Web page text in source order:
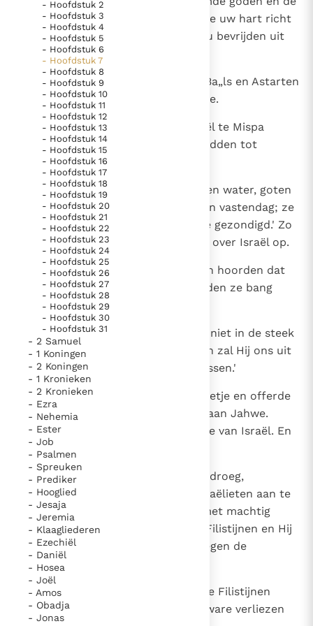
Berichten
Paus naar Pavia om o.a. H. Augustinus te eren
Het Vaticaan publiceert een nieuwe Latijnse uitgave
van het Romeins martyrologium
Vaticaanse financiële waakhond verliest autonomie
Paus spreekt het Wereldvoedselprogramma toe
Paus Leo XIV in Pavia: "De stad is zowel een gave als
een taak"
RK Documenten stelt heel veel belangrijke
kerkelijke documenten van de Rooms
Katholieke Kerk in het Nederlands beschikbaar
en is volledig afhankelijk van donaties.
Ik help mee!
- Hoofdstuk 2
- Hoofdstuk 3
- Hoofdstuk 4
- Hoofdstuk 5
- Hoofdstuk 6
- Hoofdstuk 7
- Hoofdstuk 8
- Hoofdstuk 9
- Hoofdstuk 10
- Hoofdstuk 11
- Hoofdstuk 12
- Hoofdstuk 13
- Hoofdstuk 14
- Hoofdstuk 15
- Hoofdstuk 16
- Hoofdstuk 17
- Hoofdstuk 18
- Hoofdstuk 19
- Hoofdstuk 20
- Hoofdstuk 21
- Hoofdstuk 22
- Hoofdstuk 23
- Hoofdstuk 24
- Hoofdstuk 25
- Hoofdstuk 26
- Hoofdstuk 27
- Hoofdstuk 28
- Hoofdstuk 29
- Hoofdstuk 30
- Hoofdstuk 31
- 2 Samuel
- 1 Koningen
- 2 Koningen
- 1 Kronieken
- 2 Kronieken
- Ezra
- Nehemia
- Ester
- Job
- Psalmen
- Spreuken
- Prediker
- Hooglied
- Jesaja
- Jeremia
- Klaagliederen
- Ezechiël
- Daniël
- Hosea
- Joël
- Amos
- Obadja
- Jonas
Astarten wegdoet, als u op Jahwe uw hart richt
en Hem alleen dient, dan zal Hij u bevrijden uit
de macht van de Filistijnen.'
De Israëlieten deden daarop de Ba„ls en Astarten
weg en dienden uitsluitend Jahwe.
Toen zei Samuël: `Laat heel Israël te Mispa
bijeenkomen; dan zal ik voor u bidden tot
Jahwe.'
Zij kwamen te Mispa bijeen, putten water, goten
het uit voor Jahwe en hielden een vastendag; ze
zeiden: `Wij hebben tegen Jahwe gezondigd.' Zo
trad Samuël te Mispa als rechter over Israël op.
De stadsvorsten van de Filistijnen hoorden dat
de Israëlieten dit vernamen, werden ze bang
voor de Filistijnen
en zeiden tot Samuël: `Laat ons niet in de steek
en roep tot Jahwe onze God: dan zal Hij ons uit
de macht van de Filistijnen verlossen.'
Samuël nam toen een zooglammetje en offerde
het in zijn geheel als brandoffer aan Jahwe.
Samuël riep tot Jahwe ten gunste van Israël. En
Jahwe verhoorde hem.
Terwijl Samuël het brandoffer opdroeg,
naderden de Filistijnen om de Israëlieten aan te
vallen. Maar Jahwe liet die dag met machtig
geluid de donder rollen over de Filistijnen en Hij
bracht hen in paniek, zodat zij tegen de
Israëlieten de nederlaag leden.
De Israëlieten gingen uit Mispa de Filistijnen
achterna en dreven hen onder zware verliezen